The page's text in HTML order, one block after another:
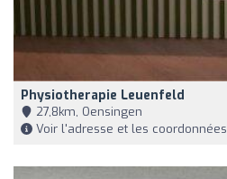
Physiotherapie Leuenfeld
27,8km, Oensingen
Voir l'adresse et les coordonnées